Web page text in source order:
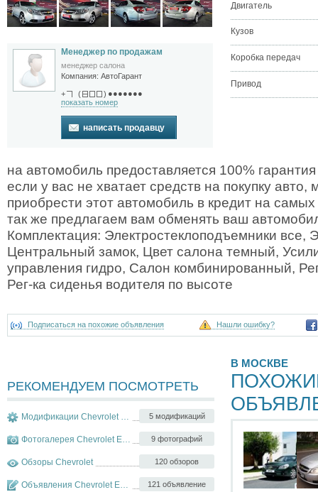
Менеджер по продажам
менеджер салона
Компания: АвтоГарант
+ ( ) ●●●●●●●
показать номер
написать продавцу
Двигатель
Кузов
Коробка передач
Привод
на автомобиль предоставляется 100%
если у вас не хватает средств на покупку
приобрести этот автомобиль в кредит на
так же предлагаем вам обменять ваш
Комплектация: Электростеклоподъемники все,
Центральный замок, Цвет салона темный,
управления гидро, Салон комбинированный,
Рег-ка сиденья водителя по высоте
Подписаться на похожие объявления Нашли ошибку?
РЕКОМЕНДУЕМ ПОСМОТРЕТЬ
5 модификаций
Модификации Chevrolet Epica
9 фотографий
Фотогалерея Chevrolet Epica
120 обзоров
Обзоры Chevrolet
121 объявление
Объявления Chevrolet Epica
В МОСКВЕ